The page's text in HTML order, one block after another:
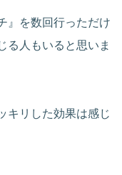
』を数回行っただけ
る人もいると思いま
キリした効果は感じ